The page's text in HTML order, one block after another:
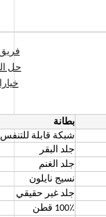
فريق
حل
بطانة
شبكة قابلة للتنفس
جلد البقر
جلد الغنم
نسيج نايلون
جلد غير حقيقي
100٪ قطن